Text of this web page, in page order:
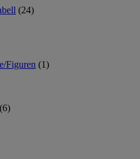
(24)
Figuren (1)
(6)